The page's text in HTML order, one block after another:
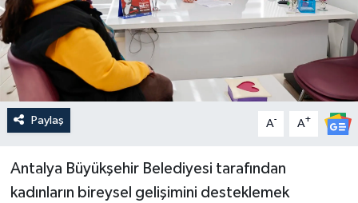
Paylaş A- A+
Antalya Büyükşehir Belediyesi tarafından
kadınların bireysel gelişimini desteklemek
Sağlık & Yaşam
Siyaset
Spor